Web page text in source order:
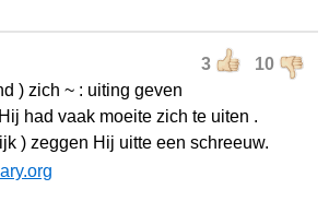
3 10
) zich ~ : uiting geven
had vaak moeite zich te uiten .
) zeggen Hij uitte een schreeuw.